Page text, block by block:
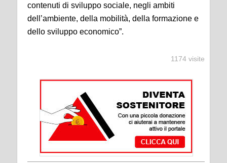
contenuti di sviluppo sociale, negli ambiti
dell’ambiente, della mobilità, della formazione e
dello sviluppo economico”.
1174 visite